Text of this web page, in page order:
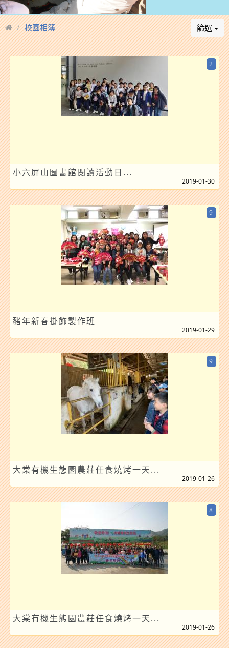
校園相簿 篩選
小六屏山圖書館閱讀活動日...
2
2019-01-30
豬年新春掛飾製作班
9
2019-01-29
大棠有機生態園農莊任食燒烤一天...
9
2019-01-26
大棠有機生態園農莊任食燒烤一天...
8
2019-01-26